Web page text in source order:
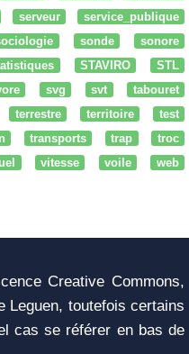
serveur
service_publique
sonde
sonore
STAVIRO
STL
svg svt
tabouret
terrestre territoire
test
transports trap
troc
vitesse voile
web
Creative Commons,
Leguen, toutefois certains
cas se référer en bas de